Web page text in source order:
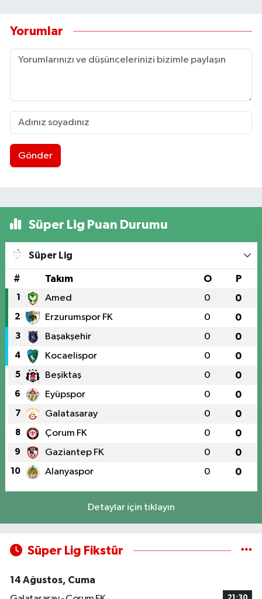
Yorumlar
Gönder
Süper Lig Puan Durumu
Süper Lig
# Takım O P
1 Amed 0 0
2 Erzurumspor FK 0 0
3 Başakşehir 0 0
4 Kocaelispor 0 0
5 Beşiktaş 0 0
6 Eyüpspor 0 0
7 Galatasaray 0 0
8 Çorum FK 0 0
9 Gaziantep FK 0 0
10 Alanyaspor 0 0
Detaylar için tıklayın
Süper Lig Fikstür
14 Ağustos, Cuma